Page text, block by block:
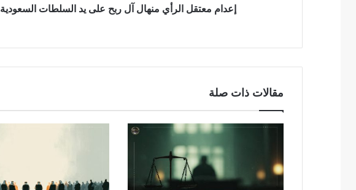
إعدام معتقل الرأي منهال آل ربح على يد السلطات السعودية
مقالات ذات صلة